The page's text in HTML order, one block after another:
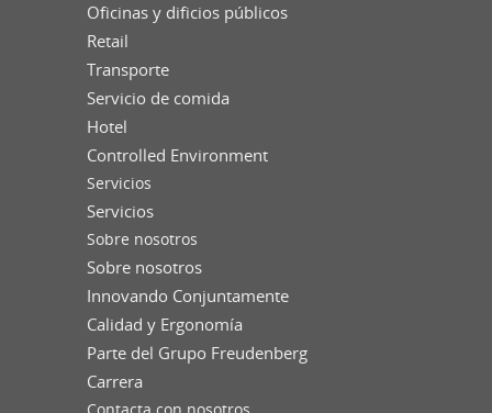
Oficinas y dificios públicos
Retail
Transporte
Servicio de comida
Hotel
Controlled Environment
Servicios
Servicios
Sobre nosotros
Sobre nosotros
Innovando Conjuntamente
Calidad y Ergonomía
Parte del Grupo Freudenberg
Carrera